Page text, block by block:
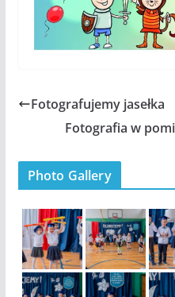
Fotografujemy jasełka
Fotografia w
Photo Gallery